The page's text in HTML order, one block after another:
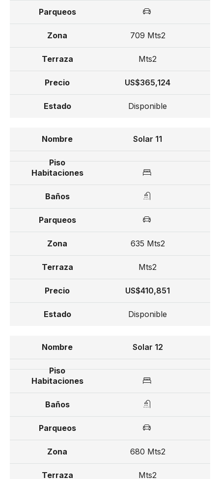
709 Mts2
Mts2
US$365,124
Disponible
Solar 11
635 Mts2
Mts2
US$410,851
Disponible
Solar 12
680 Mts2
Mts2